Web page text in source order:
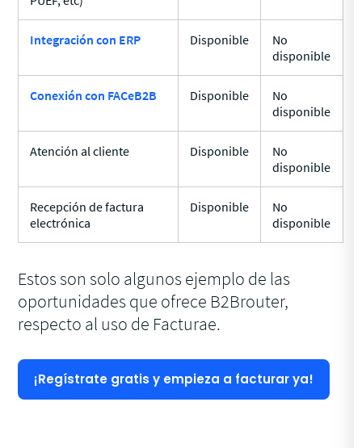
Integración con ERP Disponible
No
disponible
Conexión con FACeB2B Disponible
No
disponible
Atención al cliente Disponible
No
disponible
Recepción de factura
electrónica
Disponible
No
disponible
Estos son solo algunos ejemplo de las
oportunidades que ofrece B2Brouter,
respecto al uso de Facturae.
¡Regístrate gratis y empieza a facturar ya!